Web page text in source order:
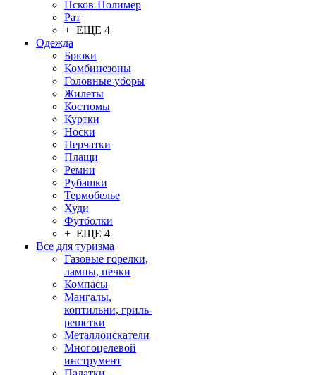
Псков-Полимер
Рат
+ ЕЩЕ 4
Одежда
Брюки
Комбинезоны
Головные уборы
Жилеты
Костюмы
Куртки
Носки
Перчатки
Плащи
Ремни
Рубашки
Термобелье
Худи
Футболки
+ ЕЩЕ 4
Все для туризма
Газовые горелки,
лампы, печки
Компасы
Мангалы,
коптильни, гриль-
решетки
Металлоискатели
Многоцелевой
инструмент